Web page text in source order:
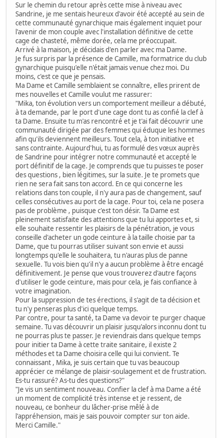
Sur le chemin du retour après cette mise à niveau avec
Sandrine, je me sentais heureux d'avoir été accepté au sein de
cette communauté gynarchique mais également inquiet pour
l'avenir de mon couple avec l'installation définitive de cette
cage de chasteté, même dorée, cela me préoccupait.
Arrivé à la maison, je décidais d'en parler avec ma Dame.
Je fus surpris par la présence de Camille, ma formatrice du club
gynarchique puisqu'elle n'était jamais venue chez moi. Du
moins, c'est ce que je pensais.
Ma Dame et Camille semblaient se connaître, elles prirent de
mes nouvelles et Camille voulut me rassurer:
"Mika, ton évolution vers un comportement meilleur a débuté,
à ta demande, par le port d'une cage dont tu as confié la clef à
ta Dame. Ensuite tu m'as rencontré et je t'ai fait découvrir une
communauté dirigée par des femmes qui éduque les hommes
afin qu'ils deviennent meilleurs. Tout cela, à ton initiative et
sans contrainte. Aujourd'hui, tu as formulé des vœux auprès
de Sandrine pour intégrer notre communauté et accepté le
port définitif de la cage. Je comprends que tu puisses te poser
des questions , bien légitimes, sur la suite. Je te promets que
rien ne sera fait sans ton accord. En ce qui concerne les
relations dans ton couple, il n'y aura pas de changement, sauf
celles consécutives au port de la cage. Pour toi, cela ne posera
pas de problème , puisque c'est ton désir. Ta Dame est
pleinement satisfaite des attentions que tu lui apportes et, si
elle souhaite ressentir les plaisirs de la pénétration, je vous
conseille d'acheter un gode ceinture à la taille choisie par ta
Dame, que tu pourras utiliser suivant son envie et aussi
longtemps qu'elle le souhaitera, tu n'auras plus de panne
sexuelle. Tu vois bien qu'il n'y a aucun problème à être encagé
définitivement. Je pense que vous trouverez d'autre façons
d'utiliser le gode ceinture, mais pour cela, je fais confiance à
votre imagination.
Pour la suppression de tes érections, il s'agit de ta décision et
tu n'y penseras plus d'ici quelque temps.
Par contre, pour ta santé, ta Dame va devoir te purger chaque
semaine. Tu vas découvrir un plaisir jusqu'alors inconnu dont tu
ne pourras plus te passer. Je reviendrais dans quelque temps
pour initier ta Dame à cette traite sanitaire, il existe 2
méthodes et ta Dame choisira celle qui lui convient. Te
connaissant , Mika, je suis certain que tu vas beaucoup
apprécier ce mélange de plaisir-soulagement et de frustration.
Es-tu rassuré? As-tu des questions?"
"Je vis un sentiment nouveau. Confier la clef à ma Dame a été
un moment de complicité très intense et je ressent, de
nouveau, ce bonheur du lâcher-prise mêlé à de
l'appréhension, mais je sais pouvoir compter sur ton aide.
Merci Camille."